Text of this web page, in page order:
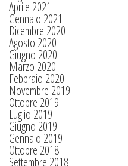
Aprile 2021
Gennaio 2021
Dicembre 2020
Agosto 2020
Giugno 2020
Marzo 2020
Febbraio 2020
Novembre 2019
Ottobre 2019
Luglio 2019
Giugno 2019
Gennaio 2019
Ottobre 2018
Settembre 2018